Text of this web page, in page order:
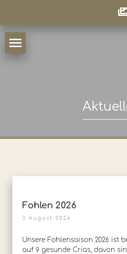
Fohlen 2026
3 August 2026
Unsere Fohlensaison 2026 ist
auf 9 gesunde Crias, davon